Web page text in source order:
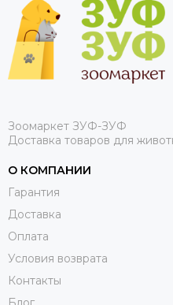
Зоомаркет ЗУФ-ЗУФ
Доставка товаров для
О КОМПАНИИ
Гарантия
Доставка
Оплата
Условия возврата
Контакты